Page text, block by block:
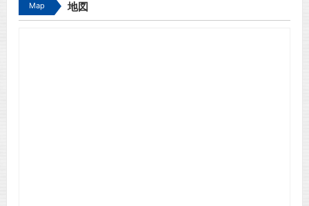
Map 地図